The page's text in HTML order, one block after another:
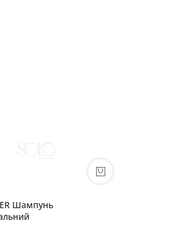
SHE WONDER Олія-еліксир для блиску
волосся